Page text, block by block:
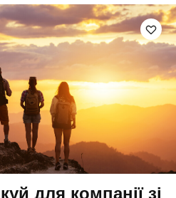
для компанії зі